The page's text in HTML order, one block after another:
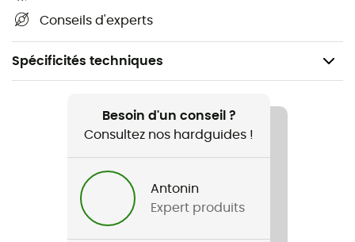
Conseils d'experts
Spécificités techniques
Saturday Trail Long Short
Besoin d'un conseil ?
Consultez nos hardguides !
Antonin
Expert produits